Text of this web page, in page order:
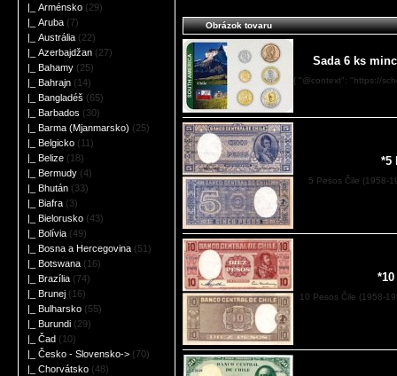
|_ Arménsko (29)
|_ Aruba (7)
|_ Austrália (22)
|_ Azerbajdžan (27)
|_ Bahamy (25)
|_ Bahrajn (14)
|_ Bangladéš (65)
|_ Barbados (30)
|_ Barma (Mjanmarsko) (25)
|_ Belgicko (11)
|_ Belize (18)
|_ Bermudy (4)
|_ Bhután (33)
|_ Biafra (3)
|_ Bielorusko (43)
|_ Bolívia (49)
|_ Bosna a Hercegovina (51)
|_ Botswana (16)
|_ Brazília (74)
|_ Brunej (16)
|_ Bulharsko (55)
|_ Burundi (29)
|_ Čad (10)
|_ Česko - Slovensko-> (70)
|_ Chorvátsko (48)
Obrázok tovaru
Sada 6 ks
{ "@context": "https://
*5
5 Pesos Čile (1958-
10 Pesos Čile (1958-